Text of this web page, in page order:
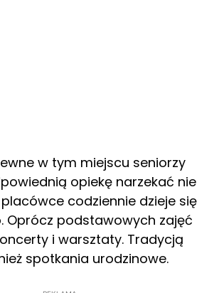
w tym miejscu seniorzy
opiekę narzekać nie
codziennie dzieje się
Oprócz podstawowych zajęć
i warsztaty. Tradycją
spotkania urodzinowe.